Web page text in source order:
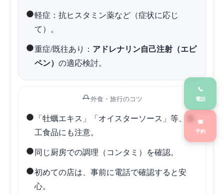
軽症：抗ヒスタミン薬など（症状に応じ
て）。
重症/既往あり： アドレナリン自己注射（エピ
ペン） の適応検討。
外食・旅行のコツ
「牡蠣エキス」「オイスターソース」等、加
工食品にも注意。
同じ厨房での調理（コンタミ）を確認。
初めての店は、事前に電話で確認すると安
心。
📞
電話
📅
予約